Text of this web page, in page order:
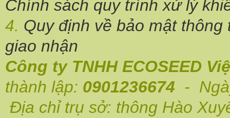
Chính sách quy trình xử lý
4. Quy định về bảo mật thông
giao nhận
Công ty TNHH ECOSEED
thành lập: 0901236674 -
Địa chỉ trụ sở: thông Hào